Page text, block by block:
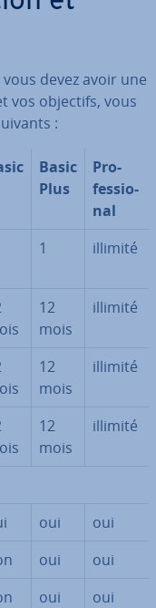
devez avoir une
vos objectifs, vous
:
Basic
Plus
Pro­
fes­sio­
nal
1 illimité
12
mois
illimité
12
mois
illimité
12
mois
illimité
oui
oui
oui
oui
oui oui